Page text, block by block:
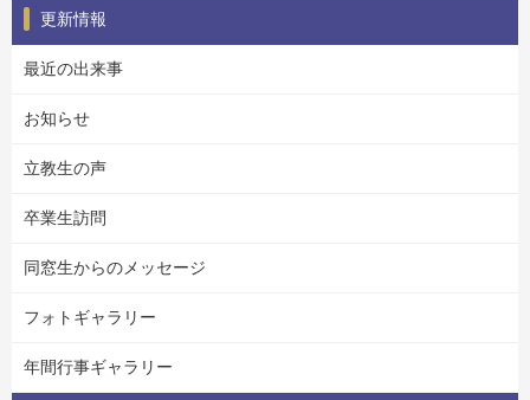
更新情報
最近の出来事
お知らせ
立教生の声
卒業生訪問
同窓生からのメッセージ
フォトギャラリー
年間行事ギャラリー